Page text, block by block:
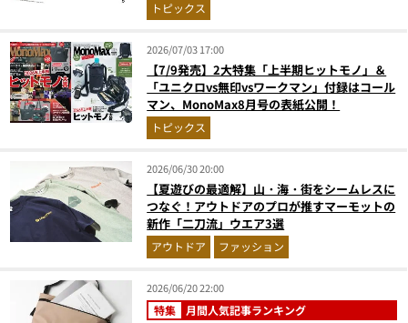
トピックス
2026/07/03 17:00
【7/9発売】2大特集「上半期ヒットモノ」＆
「ユニクロvs無印vsワークマン」付録はコール
マン、MonoMax8月号の表紙公開！
トピックス
2026/06/30 20:00
【夏遊びの最適解】山・海・街をシームレスに
つなぐ！アウトドアのプロが推すマーモットの
新作「二刀流」ウエア3選
アウトドア ファッション
2026/06/20 22:00
特集 月間人気記事ランキング